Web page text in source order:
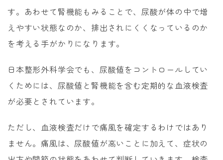
す。あわせて腎機能もみることで、尿酸が体の中で増
えやすい状態なのか、排出されにくくなっているのか
を考える手がかりになります。
日本整形外科学会でも、尿酸値をコントロールしてい
くためには、尿酸値と腎機能を含む定期的な血液検査
が必要とされています。
ただし、血液検査だけで痛風を確定するわけではあり
ません。痛風は、尿酸値が高いことに加えて、症状の